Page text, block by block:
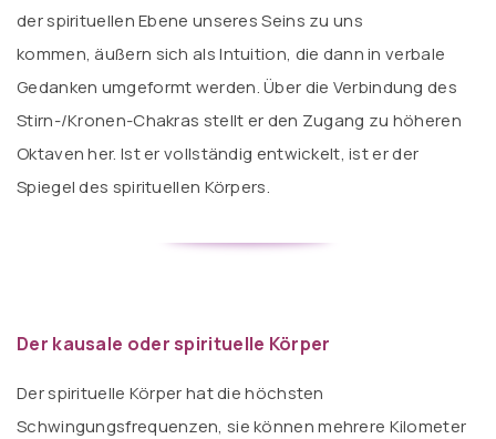
der spirituellen Ebene unseres Seins zu uns
kommen, äußern sich als Intuition, die dann in verbale
Gedanken umgeformt werden. Über die Verbindung des
Stirn-/Kronen-Chakras stellt er den Zugang zu höheren
Oktaven her. Ist er vollständig entwickelt, ist er der
Spiegel des spirituellen Körpers.
Der kausale oder spirituelle Körper
Der spirituelle Körper hat die höchsten
Schwingungsfrequenzen, sie können mehrere Kilometer